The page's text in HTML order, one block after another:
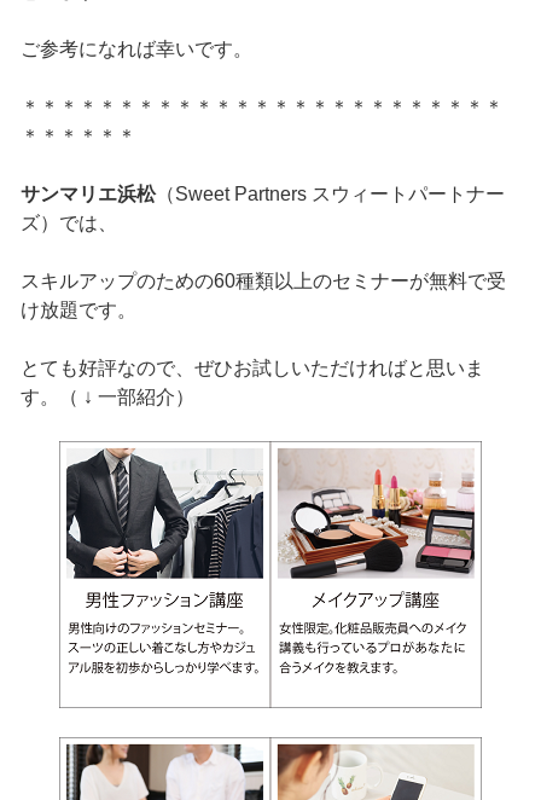
ご参考になれば幸いです。
＊＊＊＊＊＊＊＊＊＊＊＊＊＊＊＊＊＊＊＊＊＊＊＊＊
＊＊＊＊＊＊
サンマリエ浜松（Sweet Partners スウィートパートナー
ズ）では、
スキルアップのための60種類以上のセミナーが無料で受
け放題です。
とても好評なので、ぜひお試しいただければと思いま
す。（ ↓ 一部紹介）